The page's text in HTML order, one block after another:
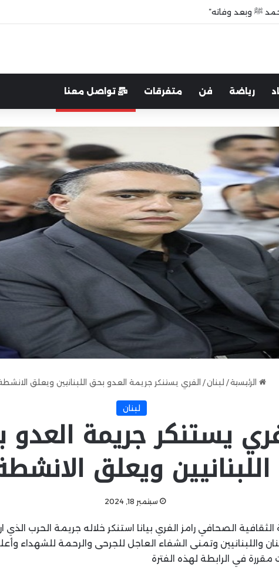
ﷺ وبعد وفاته”
رياضة فن متفرقات تواصل معنا
الرئيسية / لبنان / الفري يستنكر جريمة العدو بحق اللبنانيين ويعلق
لبنان
يستنكر جريمة
اللبنانيين ويعلق
سبتمبر 18, 2024
الصحافي رامز الفري بيانا استنكر خلاله جريمة الحرب الذي
واللبنانيين وتمنى الشفاء العاجل للجرحى والرحمة للشهداء
مقررة في الرابطة لهذه الفترة